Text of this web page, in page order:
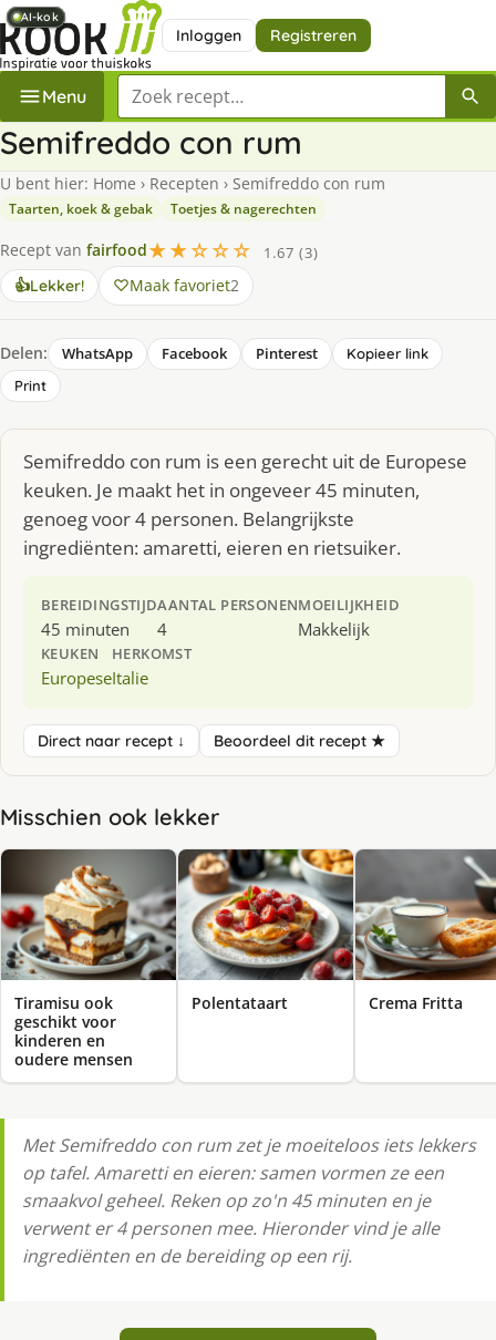
Inloggen Registreren
Menu Zoek een recept
Semifreddo con rum
U bent hier: Home › Recepten › Semifreddo con rum
Taarten, koek & gebak Toetjes & nagerechten
Recept van fairfood★★☆☆☆
1.67 (3)
👍Lekker! Maak favoriet2
Delen: WhatsApp Facebook Pinterest
Kopieer link
Print
Semifreddo con rum is een gerecht uit de Europese
keuken. Je maakt het in ongeveer 45 minuten,
genoeg voor 4 personen. Belangrijkste
ingrediënten: amaretti, eieren en rietsuiker.
BEREIDINGSTIJD
45 minuten
AANTAL PERSONEN
4
MOEILIJKHEID
Makkelijk
KEUKEN
Europese
HERKOMST
Italie
Direct naar recept ↓ Beoordeel dit recept ★
Misschien ook lekker
AI-kok
Tiramisu ook
geschikt voor
kinderen en
oudere mensen
AI-kok
Polentataart
AI-kok
Crema Fritta
AI-kok
Met Semifreddo con rum zet je moeiteloos iets lekkers
op tafel. Amaretti en eieren: samen vormen ze een
smaakvol geheel. Reken op zo'n 45 minuten en je
verwent er 4 personen mee. Hieronder vind je alle
ingrediënten en de bereiding op een rij.